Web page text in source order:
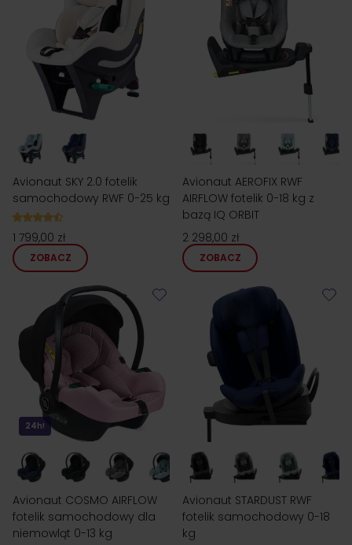
Avionaut SKY 2.0 fotelik
samochodowy RWF 0-25 kg
1 799,00 zł
ZOBACZ
Avionaut AEROFIX RWF
AIRFLOW fotelik 0-18 kg z
bazą IQ ORBIT
2 298,00 zł
ZOBACZ
24h!
Avionaut COSMO AIRFLOW
fotelik samochodowy dla
niemowląt 0-13 kg
Avionaut STARDUST RWF
fotelik samochodowy 0-18
kg